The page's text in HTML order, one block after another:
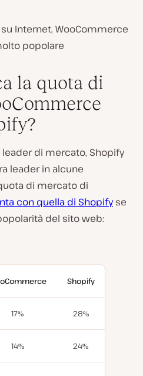
Internet, WooCommerce
popolare
la quota di
di mercato, Shopify
leader in alcune
di mercato di
con quella di Shopifyse
del sito web:
Shopify
17% 28%
14% 24%